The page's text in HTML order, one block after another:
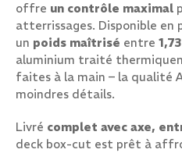
offre un contrôle maximal
atterrissages. Disponible en
un poids maîtrisé entre
aluminium traité
faites à la main – la qualité
moindres détails.
Livré complet avec axe,
deck box-cut est prêt à